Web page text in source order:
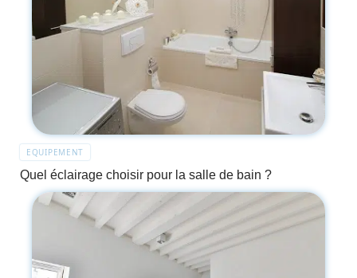
EQUIPEMENT
Quel éclairage choisir pour la salle de bain ?